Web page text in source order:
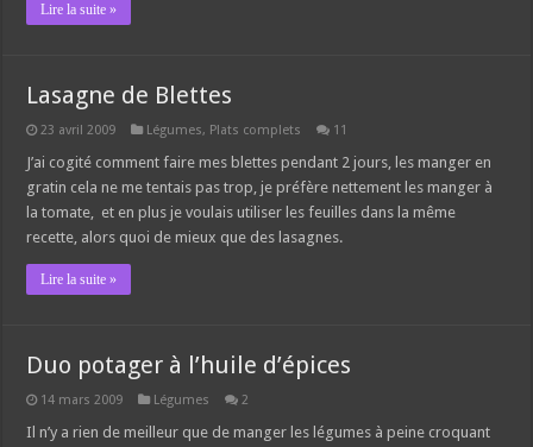
Lire la suite »
Lasagne de Blettes
23 avril 2009 Légumes, Plats complets 11
J’ai cogité comment faire mes blettes pendant 2 jours, les manger en
gratin cela ne me tentais pas trop, je préfère nettement les manger à
la tomate, et en plus je voulais utiliser les feuilles dans la même
recette, alors quoi de mieux que des lasagnes.
Lire la suite »
Duo potager à l’huile d’épices
14 mars 2009 Légumes 2
Il n’y a rien de meilleur que de manger les légumes à peine croquant